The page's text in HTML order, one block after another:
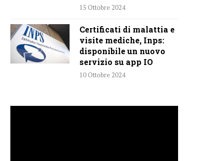
15 Ottobre 2024
Certificati di malattia e
visite mediche, Inps:
disponibile un nuovo
servizio su app IO
10 Ottobre 2024